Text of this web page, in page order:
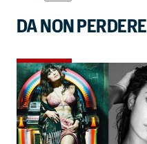
DA NON PERDERE